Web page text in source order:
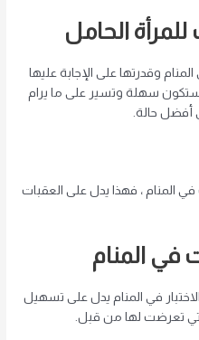
للمرأة الحامل
وقدرتها على الإجابة عليها
سهلة وتسير على ما يرام
حالة.
المنام ، فهذا يدل على العقبات
في المنام
في المنام يدل على تسهيل
تعرضت لها من قبل.